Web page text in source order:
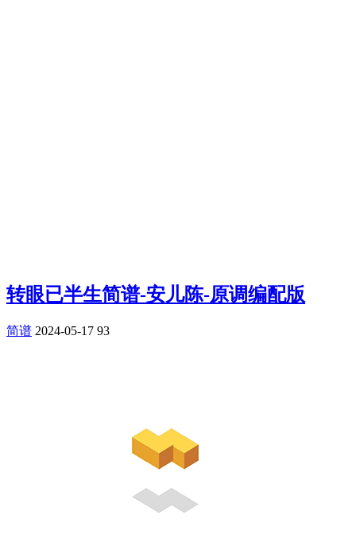
转眼已半生简谱-安儿陈-原调编配版
简谱 2024-05-17 93